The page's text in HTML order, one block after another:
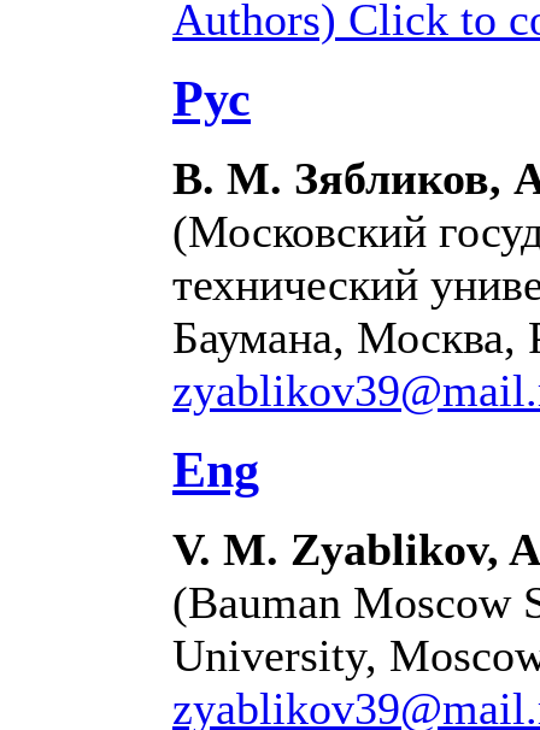
Authors) Click to
Рус
В. М. Зябликов,
(Московский
технический
Баумана, Москва,
Eng
V. M. Zyablikov,
(Bauman Moscow
University,